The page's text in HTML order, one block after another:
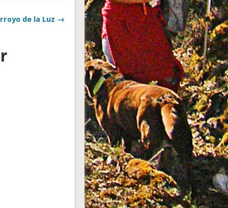
de la Luz →